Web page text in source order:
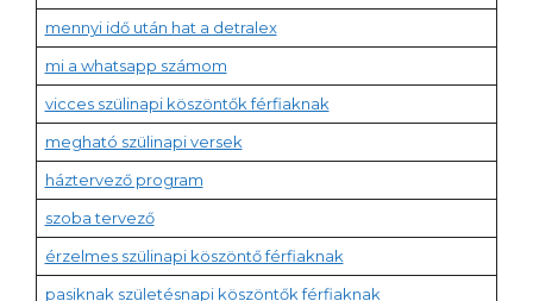
mennyi idő után hat a detralex
mi a whatsapp számom
vicces szülinapi köszöntők férfiaknak
megható szülinapi versek
háztervező program
szoba tervező
érzelmes szülinapi köszöntő férfiaknak
pasiknak születésnapi köszöntők férfiaknak